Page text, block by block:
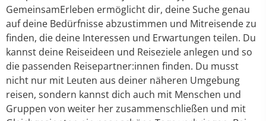
GemeinsamErleben ermöglicht dir, deine Suche genau
auf deine Bedürfnisse abzustimmen und Mitreisende zu
finden, die deine Interessen und Erwartungen teilen. Du
kannst deine Reiseideen und Reiseziele anlegen und so
die passenden Reisepartner:innen finden. Du musst
nicht nur mit Leuten aus deiner näheren Umgebung
reisen, sondern kannst dich auch mit Menschen und
Gruppen von weiter her zusammenschließen und mit